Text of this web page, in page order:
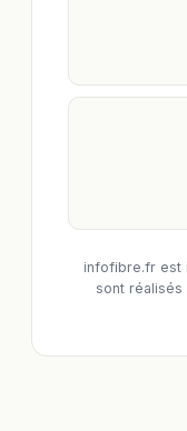
infofibre.fr est
sont